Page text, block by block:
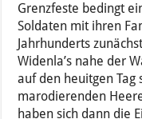
Grenzfeste bedingt
Soldaten mit ihren
Jahrhunderts
Widenla’s nahe der
auf den heuitgen Tag
marodierenden
haben sich dann die